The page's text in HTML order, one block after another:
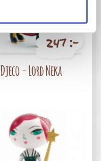
247 :-
Djeco - Lord Neka